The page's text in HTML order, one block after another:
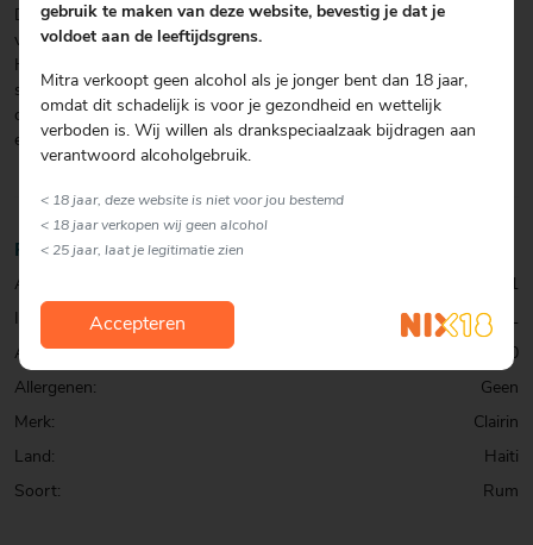
Deze authentieke traditionele Clairin is het resultaat van een blend
van vier verschillende spirits uit vier verschillende dorpjes in
Haïti.Uiteraard geproduceerd op de wijze waar Clairin bekend om
staat: organisch suikerriet, chemisch-vrije landbouw, spontane gist
op natuurlijke wijze en gedistilleerd in kleine pot stills. Het is de
enige natuurlijke rum in de wereld!
Productinformatie
Artikelcode:
0001025751
70 CL
Alcohol percentage:
43,0
Allergenen:
Geen
Merk:
Clairin
Land:
Haiti
Soort:
Rum
gebruik te maken van deze website, bevestig je dat je
voldoet aan de leeftijdsgrens.
Mitra verkoopt geen alcohol als je jonger bent dan 18 jaar,
omdat dit schadelijk is voor je gezondheid en wettelijk
verboden is. Wij willen als drankspeciaalzaak bijdragen aan
verantwoord alcoholgebruik.
< 18 jaar, deze website is niet voor jou bestemd
< 18 jaar verkopen wij geen alcohol
< 25 jaar, laat je legitimatie zien
Accepteren